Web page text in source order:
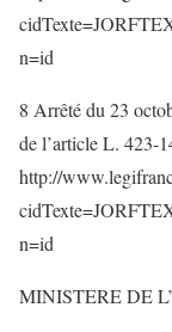
n=id
8 Arrêté du 23
de l’article L. 423-
http://
n=id
MINISTERE DE